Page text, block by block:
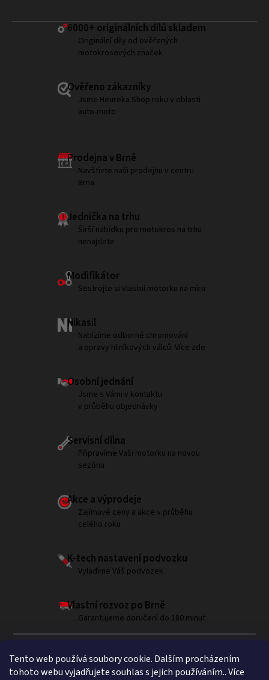
Tento web používá soubory cookie. Dalším procházením
tohoto webu vyjadřujete souhlas s jejich používáním.. Více
6000+ ​originálních dílů skladem
Originální díly od ověřených
motokrosových značek
Ověřeno zákazníky
Jsme Heureka Shop roku v oblasti
auto-moto
Prodejna v Brně
Navštivte naši prodejnu v centru
Brna
Jednička na trhu
Širší nabídku pro motokros na trhu
nenajdete
Modifikátor
Sestrojte si vlastní motorku na míru
Nikasil
Nabízíme odborné chromování
a opravy hliníkových válců. Více zde
Osobní jednání
Jsme s Vámi v kontaktu
v průběhu objednávky
Servisní dílna
Připravíme Vaši motorku na novou
sezónu
Akce a výprodeje
Zajímavé ceny a akce v průběhu
celého roku
K-tech nastavení podvozku
Vyladíme Váš podvozek
Vlastní rozvoz po Brně
Garantujeme doručení do 180 minut